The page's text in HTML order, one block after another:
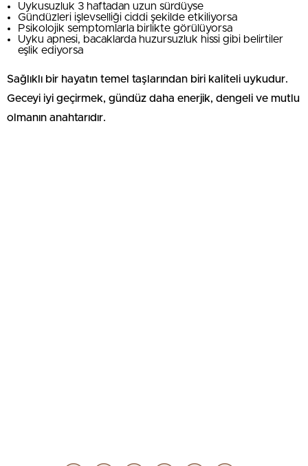
Uykusuzluk 3 haftadan uzun sürdüyse
Gündüzleri işlevselliği ciddi şekilde etkiliyorsa
Psikolojik semptomlarla birlikte görülüyorsa
Uyku apnesi, bacaklarda huzursuzluk hissi gibi belirtiler
eşlik ediyorsa
Sağlıklı bir hayatın temel taşlarından biri kaliteli uykudur.
Geceyi iyi geçirmek, gündüz daha enerjik, dengeli ve mutlu
olmanın anahtarıdır.